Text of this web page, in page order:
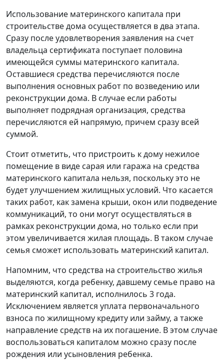
Использование материнского капитала при
строительстве дома осуществляется в два этапа.
Сразу после удовлетворения заявления на счет
владельца сертификата поступает половина
имеющейся суммы материнского капитала.
Оставшиеся средства перечисляются после
выполнения основных работ по возведению или
реконструкции дома. В случае если работы
выполняет подрядная организация, средства
перечисляются ей напрямую, причем сразу всей
суммой.
Стоит отметить, что пристроить к дому нежилое
помещение в виде сарая или гаража на средства
материнского капитала нельзя, поскольку это не
будет улучшением жилищных условий. Что касается
таких работ, как замена крыши, окон или подведение
коммуникаций, то они могут осуществляться в
рамках реконструкции дома, но только если при
этом увеличивается жилая площадь. В таком случае
семья сможет использовать материнский капитал.
Напомним, что средства на строительство жилья
выделяются, когда ребенку, давшему семье право на
материнский капитал, исполнилось 3 года.
Исключением является уплата первоначального
взноса по жилищному кредиту или займу, а также
направление средств на их погашение. В этом случае
воспользоваться капиталом можно сразу после
рождения или усыновления ребенка.